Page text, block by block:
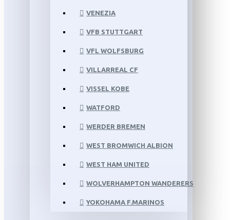
VENEZIA
VFB STUTTGART
VFL WOLFSBURG
VILLARREAL CF
VISSEL KOBE
WATFORD
WERDER BREMEN
WEST BROMWICH ALBION
WEST HAM UNITED
WOLVERHAMPTON WANDERERS
YOKOHAMA F.MARINOS